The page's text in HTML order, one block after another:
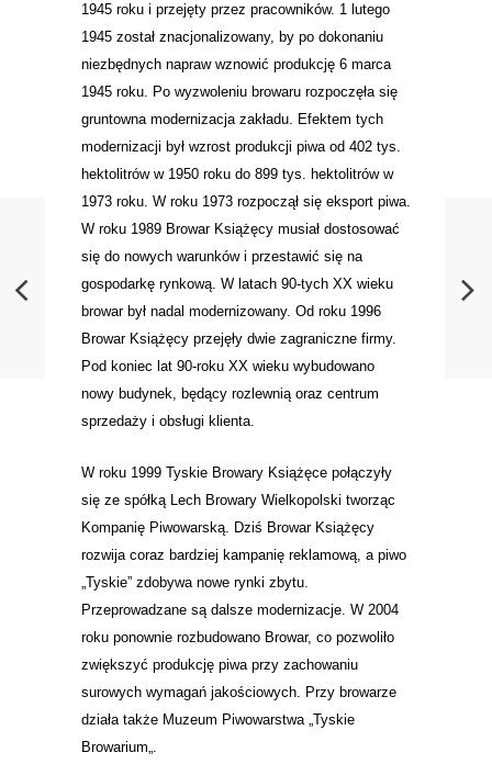
1945 roku i przejęty przez pracowników. 1 lutego
1945 został znacjonalizowany, by po dokonaniu
niezbędnych napraw wznowić produkcję 6 marca
1945 roku. Po wyzwoleniu browaru rozpoczęła się
gruntowna modernizacja zakładu. Efektem tych
modernizacji był wzrost produkcji piwa od 402 tys.
hektolitrów w 1950 roku do 899 tys. hektolitrów w
1973 roku. W roku 1973 rozpoczął się eksport piwa.
W roku 1989 Browar Książęcy musiał dostosować
się do nowych warunków i przestawić się na
gospodarkę rynkową. W latach 90-tych XX wieku
browar był nadal modernizowany. Od roku 1996
Browar Książęcy przejęły dwie zagraniczne firmy.
Pod koniec lat 90-roku XX wieku wybudowano
nowy budynek, będący rozlewnią oraz centrum
sprzedaży i obsługi klienta.
W roku 1999 Tyskie Browary Książęce połączyły
się ze spółką Lech Browary Wielkopolski tworząc
Kompanię Piwowarską. Dziś Browar Książęcy
rozwija coraz bardziej kampanię reklamową, a piwo
„Tyskie” zdobywa nowe rynki zbytu.
Przeprowadzane są dalsze modernizacje. W 2004
roku ponownie rozbudowano Browar, co pozwoliło
zwiększyć produkcję piwa przy zachowaniu
surowych wymagań jakościowych. Przy browarze
działa także Muzeum Piwowarstwa „Tyskie
Browarium„.